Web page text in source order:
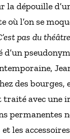
la dépouille
l’on se
pas du
des bourges,
traité avec une
permanentes
et les